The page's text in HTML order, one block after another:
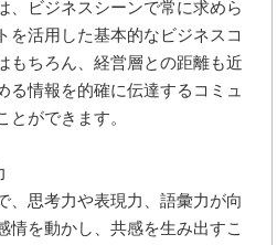
、ビジネスシーンで常に求めら
を活用した基本的なビジネスコ
もちろん、経営層との距離も近
る情報を的確に伝達するコミュ
とができます。
、思考力や表現力、語彙力が向
情を動かし、共感を生み出すこ